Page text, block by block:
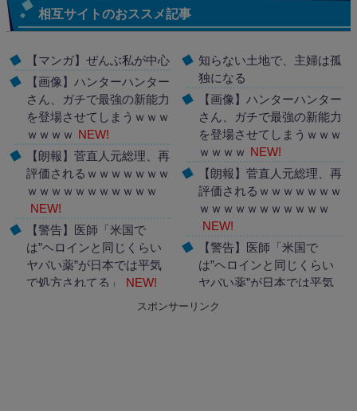
相互サイトのおススメ記事
【マンガ】ぜんぶ私が中心
【画像】ハンターハンター
さん、ガチで最強の新能力
を登場させてしまうｗｗｗ
ｗｗｗｗ NEW!
【朗報】菅直人元総理、再
評価されるｗｗｗｗｗｗｗ
ｗｗｗｗｗｗｗｗｗｗｗ
NEW!
【警告】医師「米国で
は”ヘロインと同じくらい
ヤバい薬”が日本では平気
で処方されてる」
NEW!
Powered by livedoor 相互
知らない土地で、主婦は孤
独になる
【画像】ハンターハンター
さん、ガチで最強の新能力
を登場させてしまうｗｗｗ
ｗｗｗｗ NEW!
【朗報】菅直人元総理、再
評価されるｗｗｗｗｗｗｗ
ｗｗｗｗｗｗｗｗｗｗｗ
NEW!
【警告】医師「米国で
は”ヘロインと同じくらい
ヤバい薬”が日本では平気
で処方されてる」
スポンサーリンク